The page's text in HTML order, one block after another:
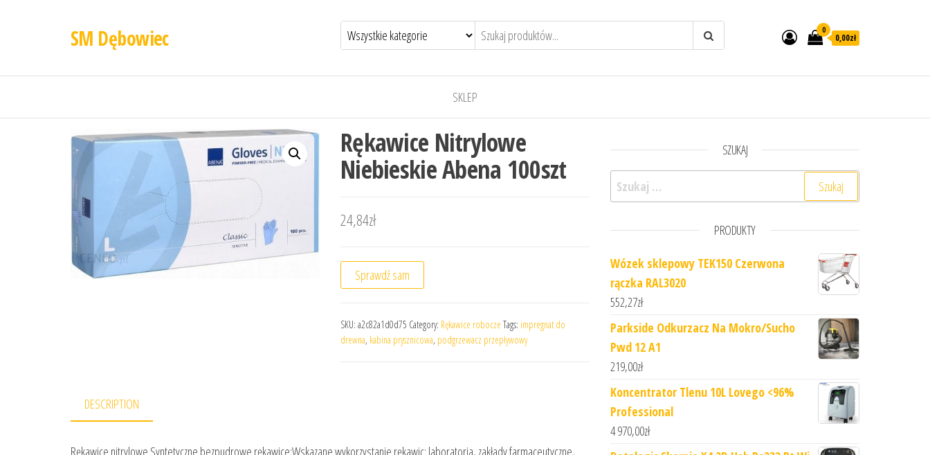
SM Dębowiec 0
0,00zł
SKLEP
Rękawice Nitrylowe
Niebieskie Abena 100szt
24,84zł
Sprawdź sam
SKU: a2c82a1d0d75 Category: Rękawice robocze Tags: impregnat do
drewna, kabina prysznicowa, podgrzewacz przepływowy
DESCRIPTION
Rękawice nitrylowe Syntetyczne bezpudrowe rękawice;Wskazane wykorzystanie rękawic: laboratoria, zakłady farmaceutyczne,
SZUKAJ
Szukaj:
PRODUKTY
Wózek sklepowy TEK150 Czerwona
rączka RAL3020
552,27zł
Parkside Odkurzacz Na Mokro/Sucho
Pwd 12 A1
219,00zł
Koncentrator Tlenu 10L Lovego <96%
Professional
4 970,00zł